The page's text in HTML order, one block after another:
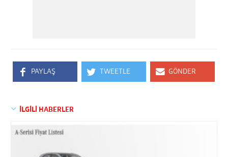
PAYLAŞ TWEETLE GÖNDER
İLGİLİ HABERLER